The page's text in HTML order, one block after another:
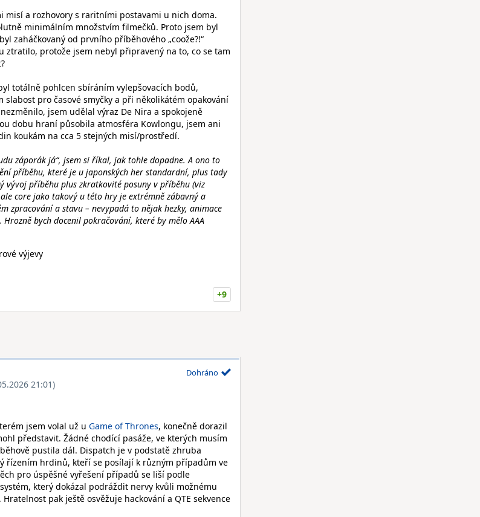
misí a rozhovory s raritními postavami u nich doma.
minimálním množstvím filmečků. Proto jsem byl
zaháčkovaný od prvního příběhového „coože?!“
ztratilo, protože jsem nebyl připravený na to, co se tam
totálně pohlcen sbíráním vylepšovacích bodů,
pro časové smyčky a při několikátém opakování
jsem udělal výraz De Nira a spokojeně
dobu hraní působila atmosféra Kowlongu, jsem ani
koukám na cca 5 stejných misí/prostředí.
záporák já“, jsem si říkal, jak tohle dopadne. A ono to
příběhu, které je u japonských her standardní, plus tady
vývoj příběhu plus zkratkovité posuny v příběhu (viz
core jako takový u této hry je extrémně zábavný a
zpracování a stavu – nevypadá to nějak hezky, animace
bych docenil pokračování, které by mělo AAA
výjevy
+9
21:01)
Dohráno
jsem volal už u Game of Thrones, konečně dorazil
představit. Žádné chodící pasáže, ve kterých musím
pustila dál. Dispatch je v podstatě zhruba
řízením hrdinů, kteří se posílají k různým případům ve
pro úspěšné vyřešení případů se liší podle
který dokázal podráždit nervy kvůli možnému
pak ještě osvěžuje hackování a QTE sekvence